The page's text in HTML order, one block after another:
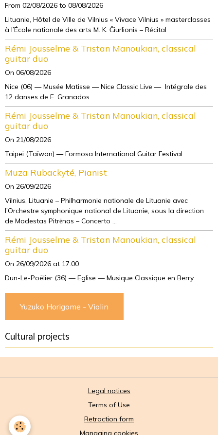
From 02/08/2026 to 08/08/2026
Lituanie, Hôtel de Ville de Vilnius « Vivace Vilnius » masterclasses
à l’École nationale des arts M. K. Čiurlionis – Récital
Rémi Jousselme & Tristan Manoukian, classical
guitar duo
On 06/08/2026
Nice (06) — Musée Matisse — Nice Classic Live — Intégrale des
12 danses de E. Granados
Rémi Jousselme & Tristan Manoukian, classical
guitar duo
On 21/08/2026
Taipei (Taïwan) — Formosa International Guitar Festival
Muza Rubackyté, Pianist
On 26/09/2026
Vilnius, Lituanie – Philharmonie nationale de Lituanie avec
l’Orchestre symphonique national de Lituanie, sous la direction
de Modestas Pitrėnas – Concerto ...
Rémi Jousselme & Tristan Manoukian, classical
guitar duo
On 26/09/2026 at 17:00
Dun-Le-Poëlier (36) — Eglise — Musique Classique en Berry
Yuzuko Horigome - Violin
Cultural projects
Legal notices
Terms of Use
Retraction form
Managing cookies